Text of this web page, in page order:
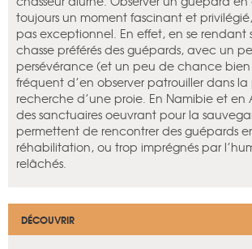
toujours un moment fascinant et privilégié,
pas exceptionnel. En effet, en se rendant
chasse préférés des guépards, avec un
persévérance (et un peu de chance bien
fréquent d’en observer patrouiller dans
recherche d’une proie. En Namibie et en
des sanctuaires oeuvrant pour la
permettent de rencontrer des guépards
réhabilitation, ou trop imprégnés par
relâchés.
DÉCOUVRIR